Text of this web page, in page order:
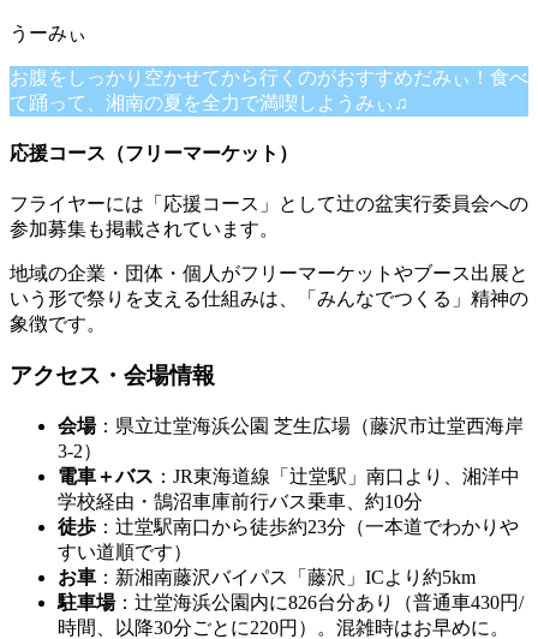
お腹をしっかり空かせてから行くのがおすすめだみぃ！食べ
て踊って、湘南の夏を全力で満喫しようみぃ♫
応援コース（フリーマーケット）
フライヤーには「応援コース」として辻の盆実行委員会への
参加募集も掲載されています。
地域の企業・団体・個人がフリーマーケットやブース出展と
いう形で祭りを支える仕組みは、「みんなでつくる」精神の
象徴です。
アクセス・会場情報
会場：県立辻堂海浜公園 芝生広場（藤沢市辻堂西海岸
3-2）
電車＋バス ：JR東海道線「辻堂駅」南口より、湘洋中
学校経由・鵠沼車庫前行バス乗車、約10分
徒歩 ：辻堂駅南口から徒歩約23分（一本道でわかりや
すい道順です）
お車 ：新湘南藤沢バイパス「藤沢」ICより約5km
駐車場：辻堂海浜公園内に826台分あり（普通車430円/
時間、以降30分ごとに220円）。混雑時はお早めに。